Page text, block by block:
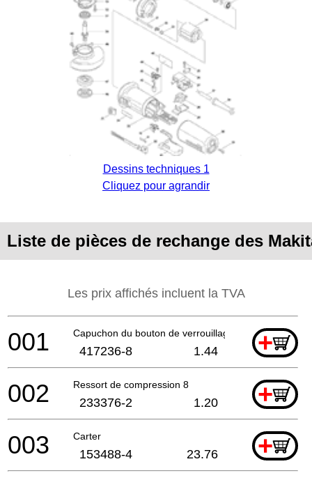
Dessins techniques 1
Cliquez pour agrandir
Liste de pièces de rechange des
Les prix affichés incluent la TVA
Capuchon du bouton de verrouillage +
001 417236-8 1.44
Ressort de compression 8 +
002 233376-2 1.20
Carter +
003 153488-4 23.76